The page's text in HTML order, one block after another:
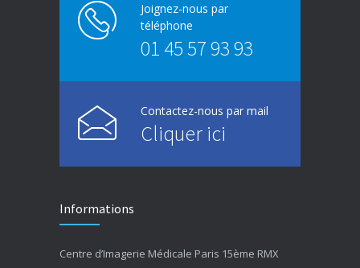
Joignez-nous par
téléphone
01 45 57 93 93
Contactez-nous par mail
Cliquer ici
Informations
Centre d’Imagerie Médicale Paris 15ème RMX